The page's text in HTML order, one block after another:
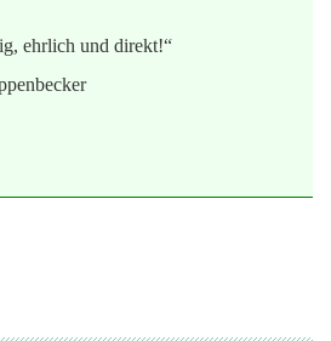
ehrlich und direkt!“